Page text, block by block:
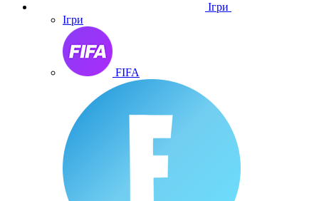
Ігри
Ігри
FIFA